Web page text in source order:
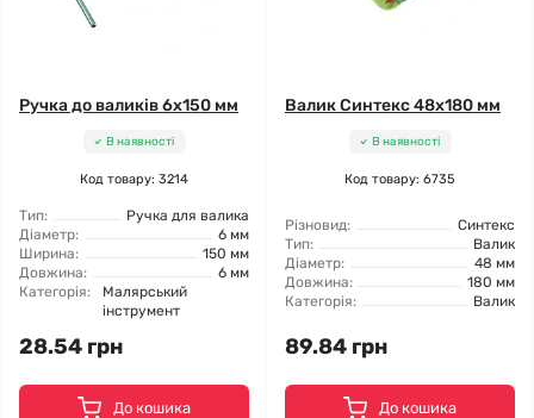
Ручка до валиків 6x150 мм
В наявності
Код товару: 3214
Тип:
Ручка для валика
Діаметр:
6 мм
Ширина:
150 мм
Довжина:
6 мм
Категорія:
Малярський
інструмент
28.54 грн
До кошика
Валик Синтекс 48x180 мм
В наявності
Код товару: 6735
Різновид:
Синтекс
Тип:
Валик
Діаметр:
48 мм
Довжина:
180 мм
Категорія:
Валик
89.84 грн
До кошика